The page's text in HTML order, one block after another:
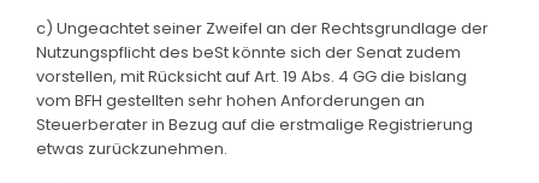
c) Ungeachtet seiner Zweifel an der Rechtsgrundlage der
Nutzungspflicht des beSt könnte sich der Senat zudem
vorstellen, mit Rücksicht auf Art. 19 Abs. 4 GG die bislang
vom BFH gestellten sehr hohen Anforderungen an
Steuerberater in Bezug auf die erstmalige Registrierung
etwas zurückzunehmen.